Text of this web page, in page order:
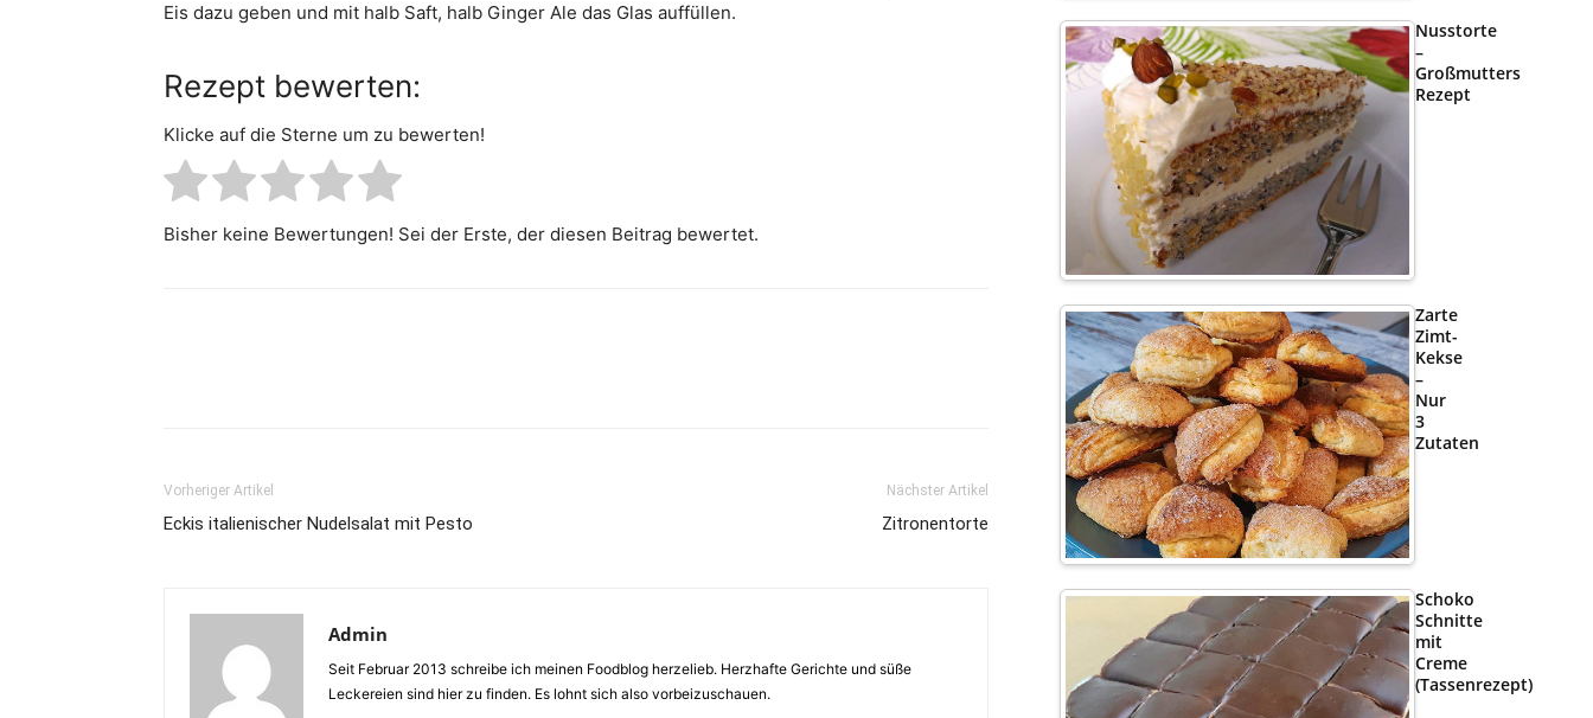
Eis dazu geben und mit halb Saft, halb Ginger Ale das Glas auffüllen.
Rezept bewerten:
Klicke auf die Sterne um zu bewerten!
Bisher keine Bewertungen! Sei der Erste, der diesen Beitrag bewertet.
Vorheriger Artikel
Eckis italienischer Nudelsalat mit Pesto
Nächster Artikel
Zitronentorte
Admin
Seit Februar 2013 schreibe ich meinen Foodblog herzelieb. Herzhafte Gerichte und süße
Leckereien sind hier zu finden. Es lohnt sich also vorbeizuschauen.
Nusstorte
–
Großmutters
Rezept
Zarte
Zimt-
Kekse
–
Nur
3
Zutaten
Schoko
Schnitte
mit
Creme
(Tassenrezept)